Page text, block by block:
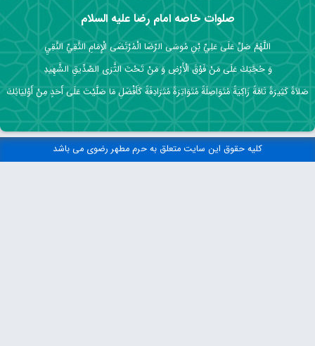
صلوات خاصه امام رضا علیه السلام
اللَّهُمَّ صَلِّ عَلَى عَلِيِّ بْنِ مُوسَى الرِّضَا الْمُرْتَضَى الْإِمَامِ التَّقِيِّ النَّقِيِ
وَ حُجَّتِكَ عَلَى مَنْ فَوْقَ الْأَرْضِ وَ مَنْ تَحْتَ الثَّرَى الصِّدِّيقِ الشَّهِيدِ
صَلاَةً كَثِيرَةً تَامَّةً زَاكِيَةً مُتَوَاصِلَةً مُتَوَاتِرَةً مُتَرَادِفَةً كَأَفْضَلِ مَا صَلَّيْتَ عَلَى أَحَدٍ مِنْ أَوْلِيَائِكَ
کلیه حقوق این سایت متعلق به حرم مطهر رضوی می باشد